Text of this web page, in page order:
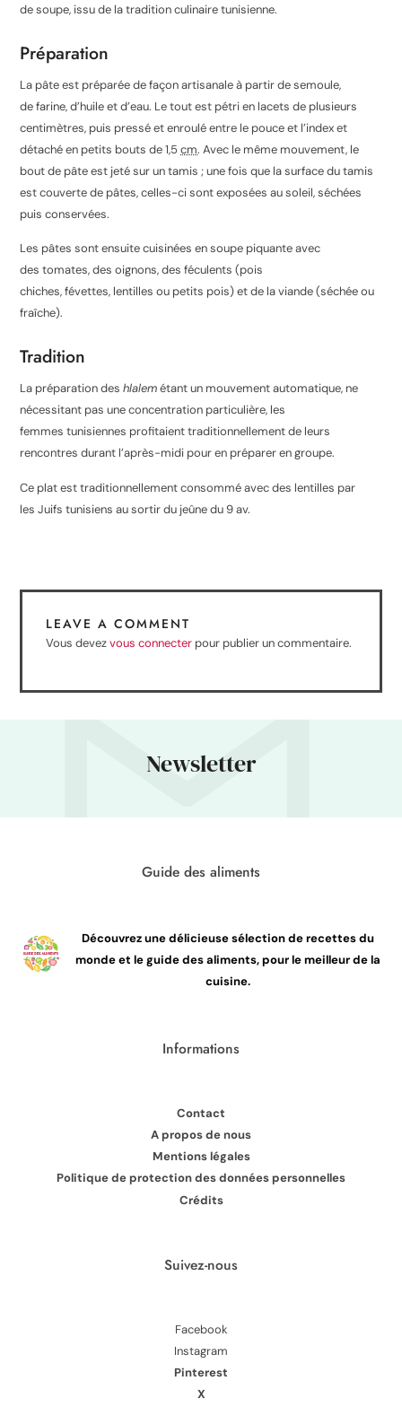
de soupe, issu de la tradition culinaire tunisienne.
Préparation
La pâte est préparée de façon artisanale à partir de semoule,
de farine, d’huile et d’eau. Le tout est pétri en lacets de plusieurs
centimètres, puis pressé et enroulé entre le pouce et l’index et
détaché en petits bouts de 1,5cm. Avec le même mouvement, le
bout de pâte est jeté sur un tamis ; une fois que la surface du tamis
est couverte de pâtes, celles-ci sont exposées au soleil, séchées
puis conservées.
Les pâtes sont ensuite cuisinées en soupe piquante avec
des tomates, des oignons, des féculents (pois
chiches, févettes, lentilles ou petits pois) et de la viande (séchée ou
fraîche).
Tradition
La préparation deshlalemétant un mouvement automatique, ne
nécessitant pas une concentration particulière, les
femmes tunisiennes profitaient traditionnellement de leurs
rencontres durant l’après-midi pour en préparer en groupe.
Ce plat est traditionnellement consommé avec des lentilles par
les Juifs tunisiens au sortir du jeûne du 9 av.
LEAVE A COMMENT
Vous devezvous connecter pour publier un commentaire.
Newsletter
Guide des aliments
Découvrez une délicieuse sélection de recettes du
monde et le guide des aliments, pour le meilleur de la
cuisine.
Informations
Contact
A propos de nous
Mentions légales
Politique de protection des données personnelles
Crédits
Suivez-nous
Facebook
Instagram
Pinterest
X